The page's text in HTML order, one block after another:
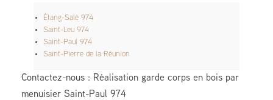
Étang-Salé 974
Saint-Leu 974
Saint-Paul 974
Saint-Pierre de la Réunion
Contactez-nous : Réalisation garde corps en bois par
menuisier Saint-Paul 974